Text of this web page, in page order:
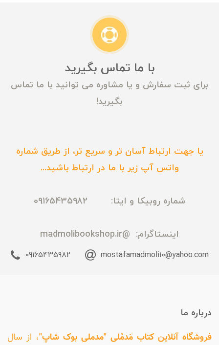
با ما تماس بگیرید
برای ثبت سفارش و یا مشاوره می توانید با ما تماس
بگیرید!
یا جهت ارتباط آسان تر و سریع تر، از طریق شماره
واتس آپ زیر با ما در ارتباط باشید...
شماره روبیکا و ایتا: 09165435982
اینستاگرام: @madmolibookshop.ir
mostafamadmoli10@yahoo.com
09165435982
درباره ما
فروشگاه آنلاین کتاب مَدمُلی "مدملی بوک شاپ"، از سال